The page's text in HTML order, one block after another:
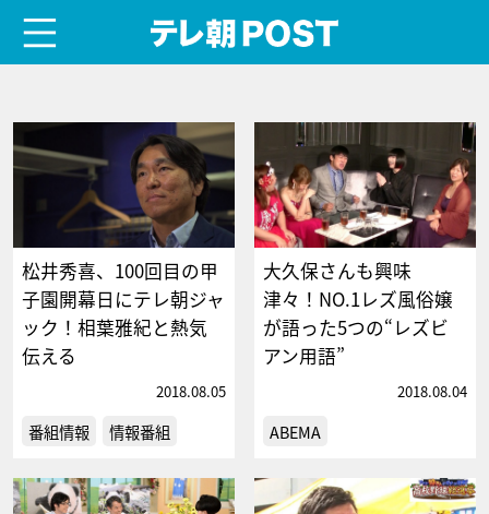
松井秀喜、100回目の甲
子園開幕日にテレ朝ジャ
ック！相葉雅紀と熱気
伝える
2018.08.05
番組情報 情報番組
大久保さんも興味
津々！NO.1レズ風俗嬢
が語った5つの“レズビ
アン用語”
2018.08.04
ABEMA